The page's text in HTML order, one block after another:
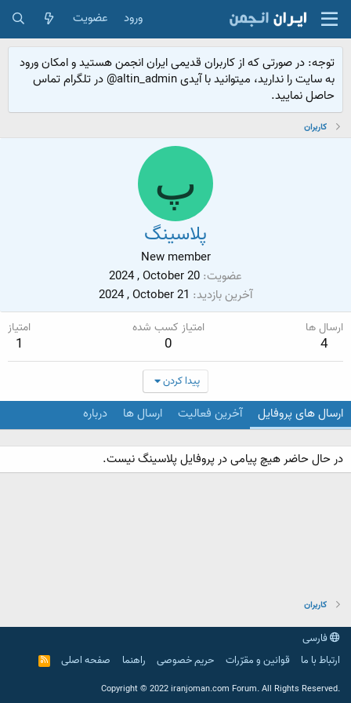
ورود عضویت
توجه: در صورتی که از کاربران قدیمی ایران انجمن هستید و امکان ورود
به سایت را ندارید، میتوانید با آیدی altin_admin@ در تلگرام تماس
حاصل نمایید.
کاربران
پ
پلاسینگ
New member
عضویت 2024 , October 20
آخرین بازدید 2024 , October 21
ارسال ها
4
امتیاز کسب شده
0
امتیاز
1
پیدا کردن
ارسال های پروفایل آخرین فعالیت ارسال ها درباره
در حال حاضر هیچ پیامی در پروفایل پلاسینگ نیست.
کاربران
فارسی
ارتباط با ما
قوانین و مقرّرات حریم خصوصی راهنما صفحه اصلی
R
S
.Copyright © 2022 iranjoman.com Forum. All Rights Reserved